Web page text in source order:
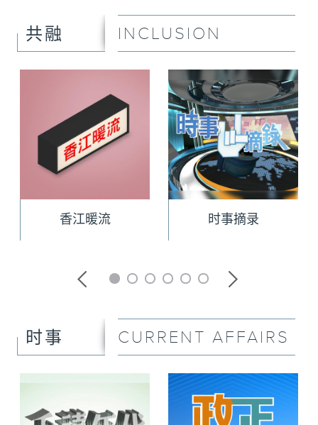
共融 INCLUSION
香江暖流 时事摘录
时事 CURRENT AFFAIRS